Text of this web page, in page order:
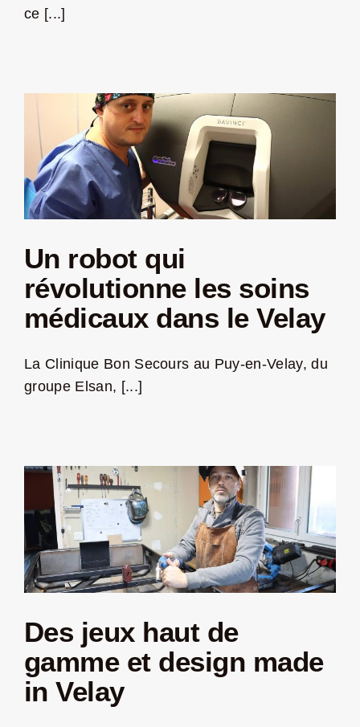
ce [...]
Un robot qui
révolutionne les soins
médicaux dans le Velay
La Clinique Bon Secours au Puy-en-Velay, du
groupe Elsan, [...]
Des jeux haut de
gamme et design made
in Velay